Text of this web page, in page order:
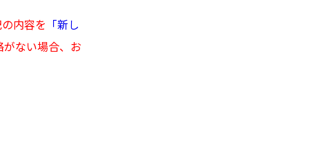
内容を 「新し
ない場合、お